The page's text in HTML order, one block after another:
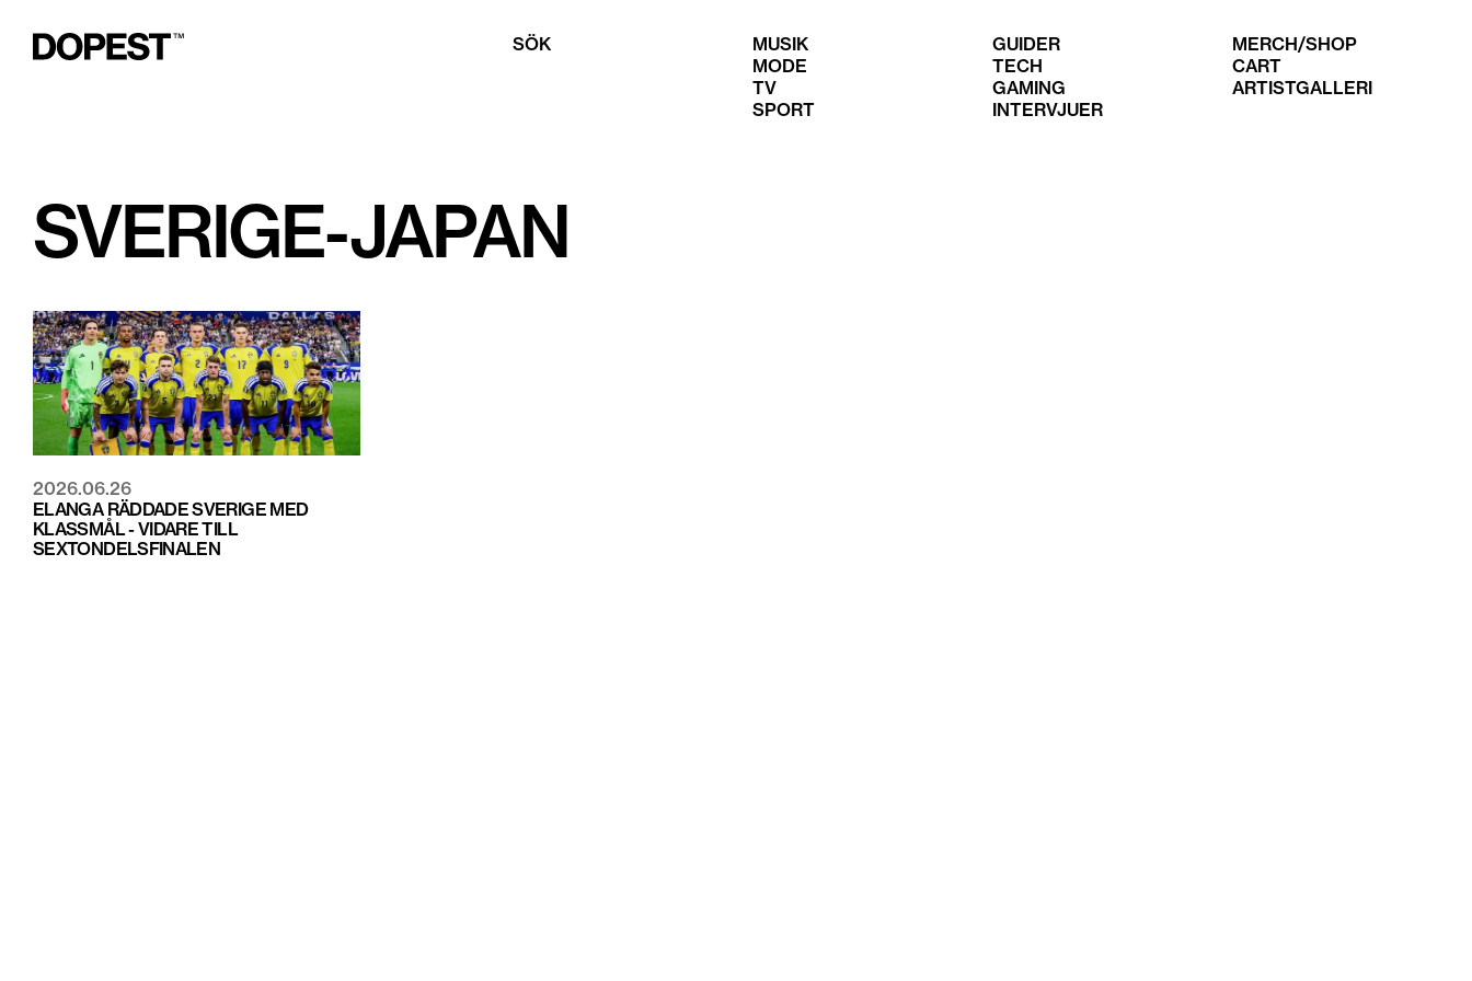
SÖK
MUSIK
MODE
TV
SPORT
GUIDER
TECH
GAMING
INTERVJUER
MERCH/SHOP
CART
ARTISTGALLERI
SVERIGE-JAPAN
2026.06.26
ELANGA RÄDDADE SVERIGE MED
KLASSMÅL - VIDARE TILL
SEXTONDELSFINALEN